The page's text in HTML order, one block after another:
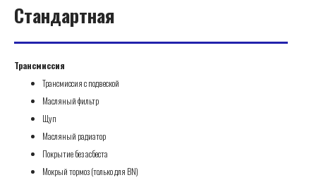
Стандартная
Трансмиссия
Трансмиссия с подвеской
Масляный фильтр
Щуп
Масляный радиатор
Покрытие без асбеста
Мокрый тормоз (только для BN)